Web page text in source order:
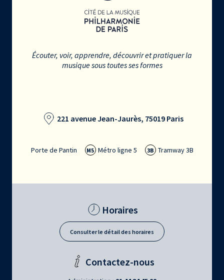
Écouter, voir, apprendre, découvrir et pratiquer la
musique sous toutes ses formes
221 avenue Jean-Jaurès, 75019 Paris
Porte de Pantin M5 Métro ligne 5 3B Tramway 3B
Horaires
Consulter le détail des horaires
Contactez-nous